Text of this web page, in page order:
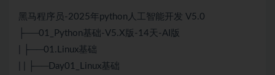
黑马程序员-2025年python人工智能开发 V5.0
├──01_Python基础-V5.X版-14天-AI版
| ├──01.Linux基础
| | ├──Day01_Linux基础